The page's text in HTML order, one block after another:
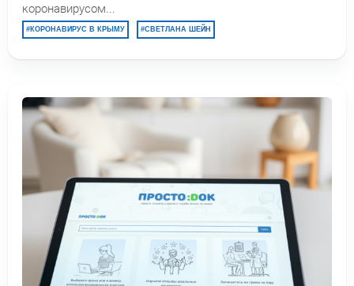
коронавирусом...
КОРОНАВИРУС В КРЫМУ СВЕТЛАНА ШЕЙН